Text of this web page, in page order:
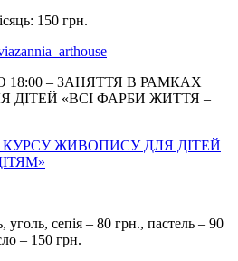
150 грн.
arthouse
18:00 – ЗАНЯТТЯ В РАМКАХ
«ВСІ ФАРБИ ЖИТТЯ –
уголь, сепія – 80 грн., пастель – 90
– 150 грн.